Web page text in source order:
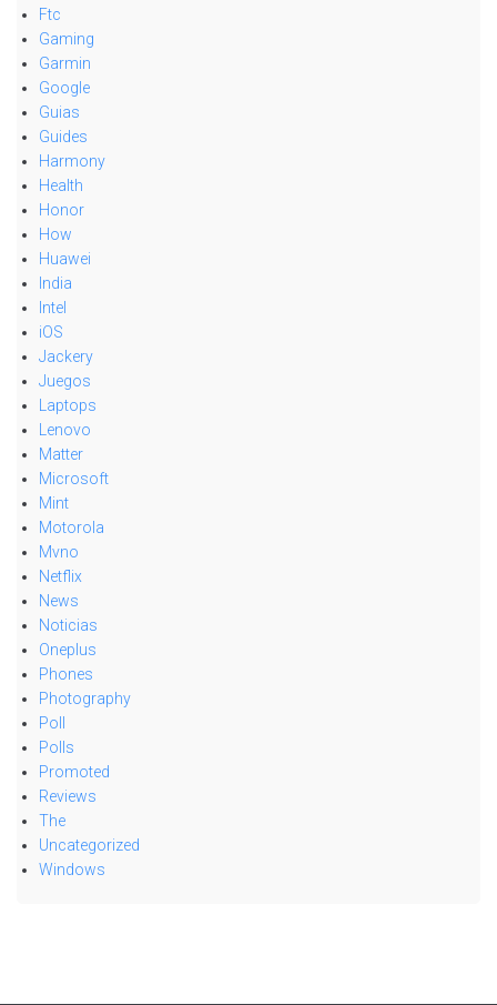
Ftc
Gaming
Garmin
Google
Guias
Guides
Harmony
Health
Honor
How
Huawei
India
Intel
iOS
Jackery
Juegos
Laptops
Lenovo
Matter
Microsoft
Mint
Motorola
Mvno
Netflix
News
Noticias
Oneplus
Phones
Photography
Poll
Polls
Promoted
Reviews
The
Uncategorized
Windows